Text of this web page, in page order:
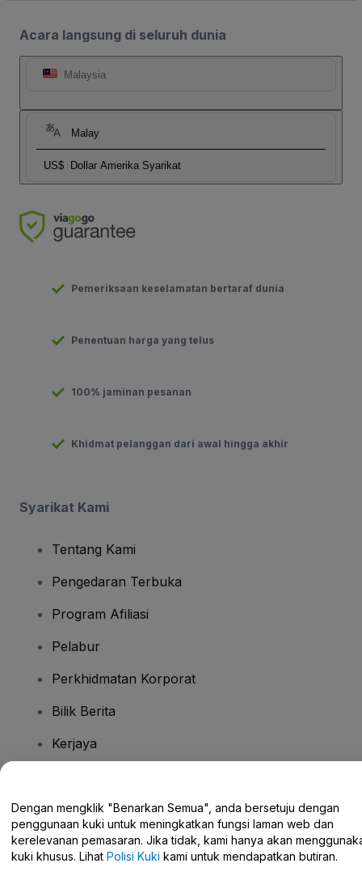
Acara langsung di seluruh dunia
Malaysia
Malay
US$ Dollar Amerika Syarikat
Pemeriksaan keselamatan bertaraf dunia
Penentuan harga yang telus
100% jaminan pesanan
Khidmat pelanggan dari awal hingga akhir
Syarikat Kami
Tentang Kami
Pengedaran Terbuka
Program Afiliasi
Pelabur
Perkhidmatan Korporat
Bilik Berita
Kerjaya
Pusat Bantuan / Hubungi Kami
Dengan mengklik "Benarkan Semua", anda bersetuju dengan
penggunaan kuki untuk meningkatkan fungsi laman web dan
kerelevanan pemasaran. Jika tidak, kami hanya akan
kuki khusus. Lihat Polisi Kuki kami untuk mendapatkan butiran.